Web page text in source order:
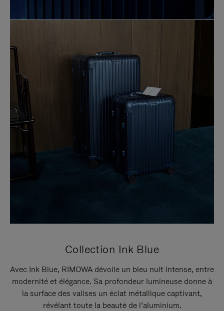
Collection Ink Blue
Avec Ink Blue, RIMOWA dévoile un bleu nuit intense, entre
modernité et élégance. Sa profondeur lumineuse donne à
la surface des valises un éclat métallique captivant,
révélant toute la beauté de l’aluminium.